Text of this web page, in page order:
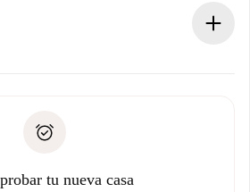
te haremos ningún cargo y te
ningún problema.
tu nueva casa